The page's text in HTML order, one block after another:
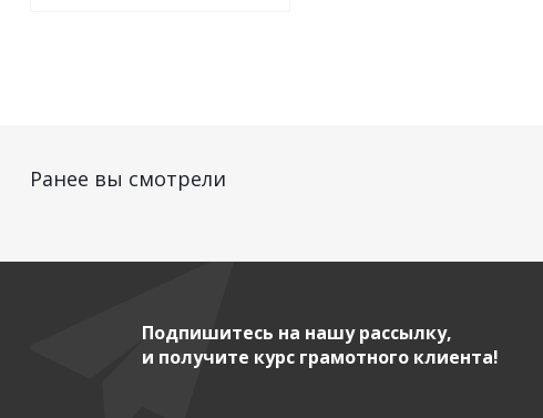
Ранее вы смотрели
Подпишитесь на нашу рассылку,
и получите курс грамотного клиента!